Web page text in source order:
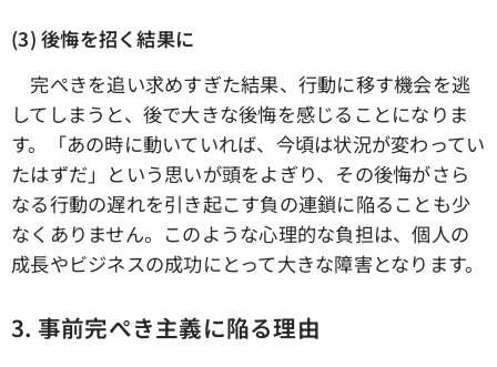
(3) 後悔を招く結果に
完ぺきを追い求めすぎた結果、行動に移す機会を逃
してしまうと、後で大きな後悔を感じることになりま
す。「あの時に動いていれば、今頃は状況が変わってい
たはずだ」という思いが頭をよぎり、その後悔がさら
なる行動の遅れを引き起こす負の連鎖に陥ることも少
なくありません。このような心理的な負担は、個人の
成長やビジネスの成功にとって大きな障害となります。
3. 事前完ぺき主義に陥る理由